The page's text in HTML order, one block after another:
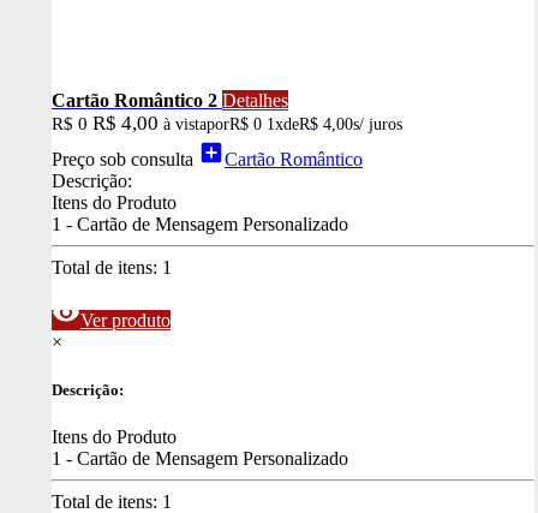
Cartão Romântico 2 Detalhes
R$ 0 R$ 4,00 à vistaporR$ 0 1xdeR$ 4,00s/ juros
Preço sob consulta add_boxCartão Romântico
Descrição:
Itens do Produto
1 - Cartão de Mensagem Personalizado
Total de itens: 1
visibilityVer produto
×
Descrição:
Itens do Produto
1 - Cartão de Mensagem Personalizado
Total de itens: 1